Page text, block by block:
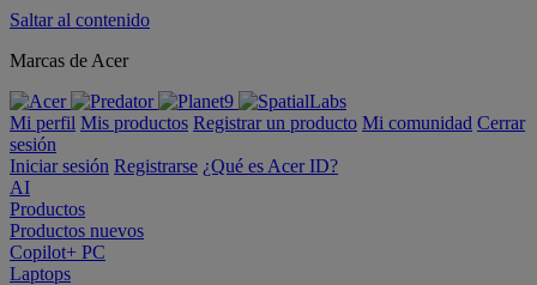
Saltar al contenido
Marcas de Acer
Mi perfil Mis productos Registrar un producto Mi comunidad Cerrar
sesión
Iniciar sesión Registrarse ¿Qué es Acer ID?
AI
Productos
Productos nuevos
Copilot+ PC
Laptops